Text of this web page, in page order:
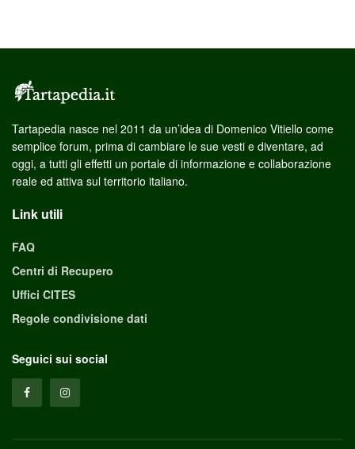
Tartapedia nasce nel 2011 da un’idea di Domenico Vitiello come
semplice forum, prima di cambiare le sue vesti e diventare, ad
oggi, a tutti gli effetti un portale di informazione e collaborazione
reale ed attiva sul territorio italiano.
Link utili
FAQ
Centri di Recupero
Uffici CITES
Regole condivisione dati
Seguici sui social